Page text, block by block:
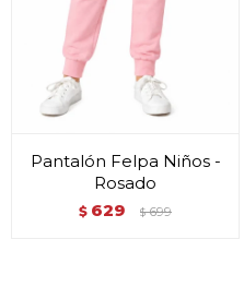
Pantalón Felpa Niños -
Rosado
$ 629 $ 699